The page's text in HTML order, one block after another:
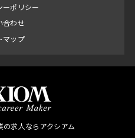
ーポリシー
合わせ
マップ
の求人ならアクシアム